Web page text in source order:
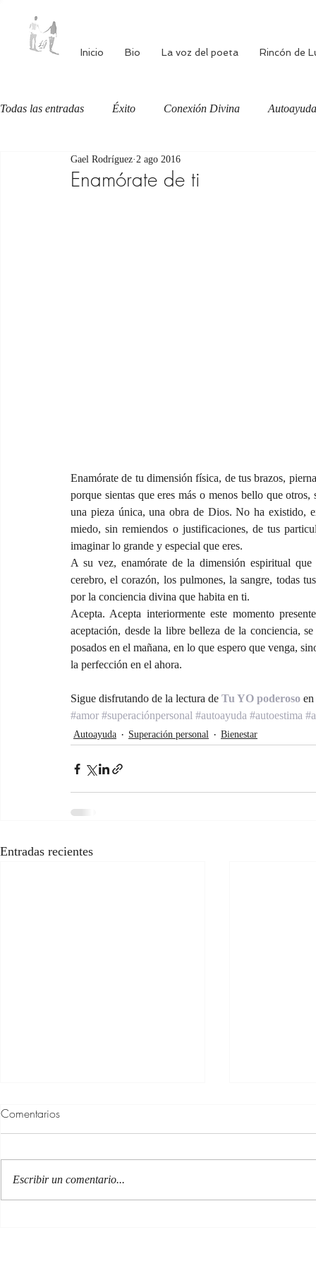
Inicio Bio La voz del poeta Rincón de
Todas las entradas Éxito Conexión Divina Autoayuda
Autoestima Alimentación consciente
Enamórate de ti
Gael Rodríguez 2 ago 2016
Enamórate de tu dimensión física, de tus brazos,
porque sientas que eres más o menos bello que
una pieza única, una obra de Dios. No ha existido,
miedo, sin remiendos o justificaciones, de tus
imaginar lo grande y especial que eres.
A su vez, enamórate de la dimensión espiritual
cerebro, el corazón, los pulmones, la sangre, todas
por la conciencia divina que habita en ti.
Acepta. Acepta interiormente este momento
aceptación, desde la libre belleza de la conciencia,
posados en el mañana, en lo que espero que venga,
la perfección en el ahora.
Sigue disfrutando de la lectura de Tu YO poderoso
#amor #superaciónpersonal #autoayuda #autoestima
Autoayuda Superación personal Bienestar
Entradas recientes
Comentarios
Escribir un comentario...